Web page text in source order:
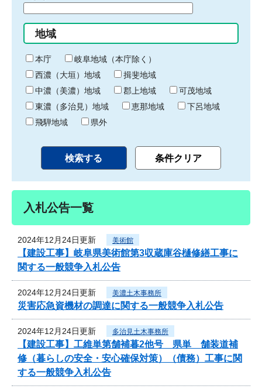
始
り
間
終
わ
り
地域
本庁
岐阜地域（本庁除く）
西濃（大垣）地域
揖斐地域
中濃（美濃）地域
郡上地域
可茂地域
東濃（多治見）地域
恵那地域
下呂地域
飛騨地域
県外
入札公告一覧
2024年12月24日更新 美術館
【建設工事】岐阜県美術館第3収蔵庫谷樋修繕工事に
関する一般競争入札公告
2024年12月24日更新 美濃土木事務所
災害応急資機材の調達に関する一般競争入札公告
2024年12月24日更新 多治見土木事務所
【建設工事】工維単第舗補暮2他号 県単 舗装道補
修（暮らしの安全・安心確保対策）（債務）工事に関
する一般競争入札公告